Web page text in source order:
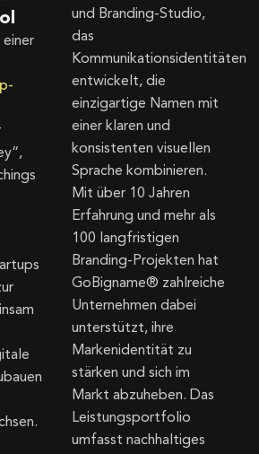
einer
und Branding-Studio,
das
Kommunikationsidentitäten
entwickelt, die
einzigartige Namen mit
einer klaren und
konsistenten visuellen
Sprache kombinieren.
Mit über 10 Jahren
Erfahrung und mehr als
100 langfristigen
Branding-Projekten hat
GoBigname® zahlreiche
Unternehmen dabei
unterstützt, ihre
Markenidentität zu
stärken und sich im
Markt abzuheben. Das
Leistungsportfolio
umfasst nachhaltiges